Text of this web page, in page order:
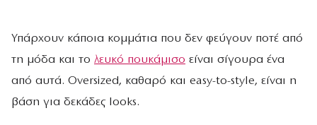
Υπάρχουν κάποια κομμάτια που δεν φεύγουν ποτέ από
τη μόδα και το λευκό πουκάμισο είναι σίγουρα ένα
από αυτά. Oversized, καθαρό και easy-to-style, είναι η
βάση για δεκάδες looks.